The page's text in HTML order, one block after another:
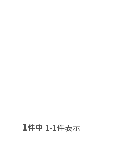
1件中 1-1件表示